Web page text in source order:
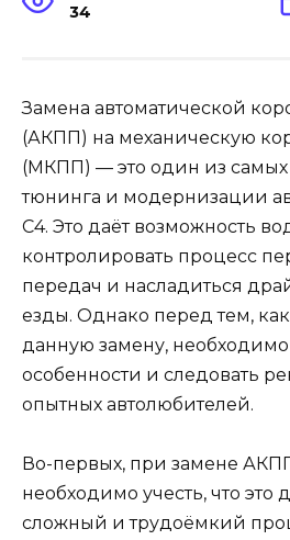
34
Замена автоматической
(АКПП) на механическую
(МКПП) — это один из самых
тюнинга и модернизации
С4. Это даёт возможность
контролировать процесс
передач и насладиться
езды. Однако перед тем,
данную замену, необходимо
особенности и следовать
опытных автолюбителей.
Во-первых, при замене
необходимо учесть, что это
сложный и трудоёмкий